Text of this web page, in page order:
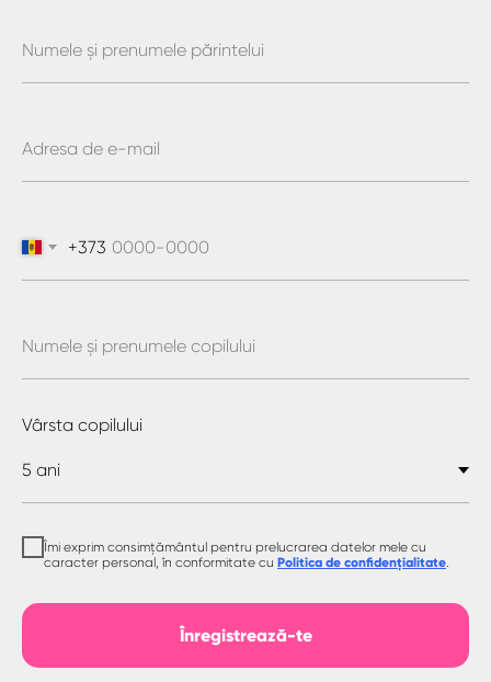
+373
Vârsta copilului
Îmi exprim consimțământul pentru prelucrarea datelor mele cu
caracter personal, în conformitate cu Politica de confidențialitate
Înregistrează-te